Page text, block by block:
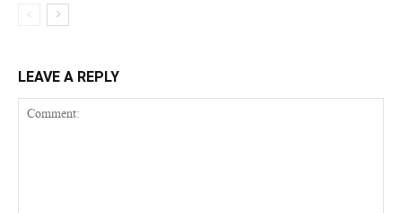
LEAVE A REPLY